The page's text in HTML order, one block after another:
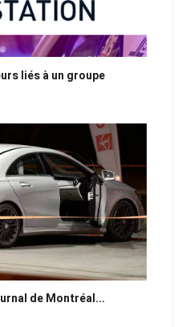
liés à un groupe
de Montréal...